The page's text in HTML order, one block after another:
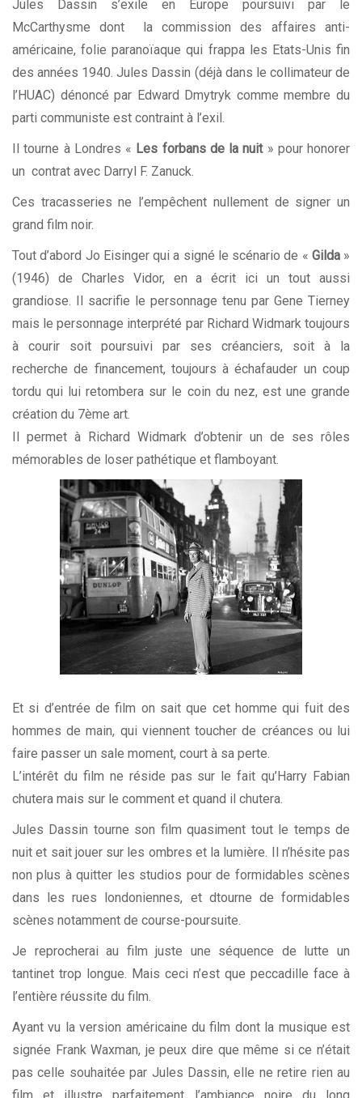
Jules Dassin s’exile en Europe poursuivi par le
McCarthysme dont la commission des affaires anti-
américaine, folie paranoïaque qui frappa les Etats-Unis fin
des années 1940. Jules Dassin (déjà dans le collimateur de
l’HUAC) dénoncé par Edward Dmytryk comme membre du
parti communiste est contraint à l’exil.
Il tourne à Londres « Les forbans de la nuit» pour honorer
un contrat avec Darryl F. Zanuck.
Ces tracasseries ne l’empêchent nullement de signer un
grand film noir.
Tout d’abord Jo Eisinger qui a signé le scénario de « Gilda»
(1946) de Charles Vidor, en a écrit ici un tout aussi
grandiose. Il sacrifie le personnage tenu par Gene Tierney
mais le personnage interprété par Richard Widmark toujours
à courir soit poursuivi par ses créanciers, soit à la
recherche de financement, toujours à échafauder un coup
tordu qui lui retombera sur le coin du nez, est une grande
création du 7ème art.
Il permet à Richard Widmark d’obtenir un de ses rôles
mémorables de loser pathétique et flamboyant.
Et si d’entrée de film on sait que cet homme qui fuit des
hommes de main, qui viennent toucher de créances ou lui
faire passer un sale moment, court à sa perte.
L’intérêt du film ne réside pas sur le fait qu’Harry Fabian
chutera mais sur le comment et quand il chutera.
Jules Dassin tourne son film quasiment tout le temps de
nuit et sait jouer sur les ombres et la lumière. Il n’hésite pas
non plus à quitter les studios pour de formidables scènes
dans les rues londoniennes, et dtourne de formidables
scènes notamment de course-poursuite.
Je reprocherai au film juste une séquence de lutte un
tantinet trop longue. Mais ceci n’est que peccadille face à
l’entière réussite du film.
Ayant vu la version américaine du film dont la musique est
signée Frank Waxman, je peux dire que même si ce n’était
pas celle souhaitée par Jules Dassin, elle ne retire rien au